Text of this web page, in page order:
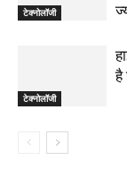
टेक्नोलॉजी
टेक्नोलॉजी
है